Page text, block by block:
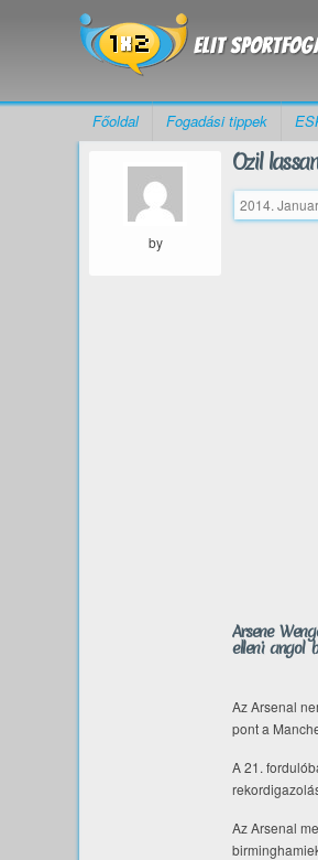
Főoldal Fogadási tippek
by
Özil
2014.
Arsene
elleni angol
Az Arsenal
pont a
A 21.
Az Arsenal